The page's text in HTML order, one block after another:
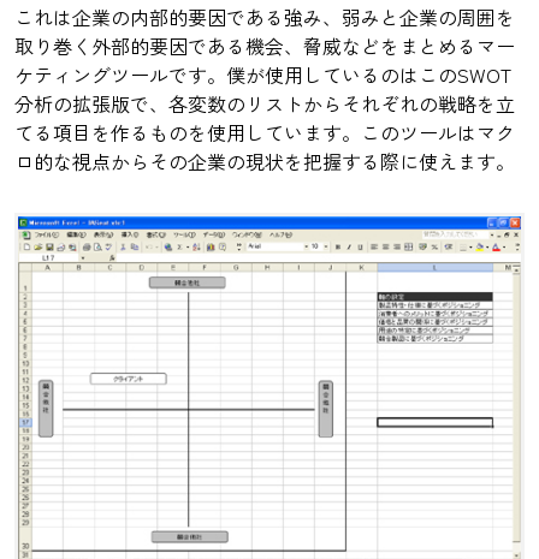
これは企業の内部的要因である強み、弱みと企業の周囲を
取り巻く外部的要因である機会、脅威などをまとめるマー
ケティングツールです。僕が使用しているのはこのSWOT
分析の拡張版で、各変数のリストからそれぞれの戦略を立
てる項目を作るものを使用しています。このツールはマク
ロ的な視点からその企業の現状を把握する際に使えます。